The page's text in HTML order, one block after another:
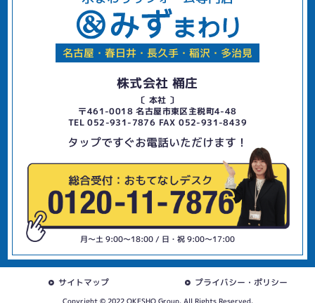
名古屋・春日井・長久手・稲沢・多治見
株式会社 桶庄
〔 本社 〕
〒461-0018 名古屋市東区主税町4-48
TEL 052-931-7876 FAX 052-931-8439
タップですぐお電話いただけます！
月〜土 9:00〜18:00 / 日・祝 9:00〜17:00
サイトマップ プライバシー・ポリシー